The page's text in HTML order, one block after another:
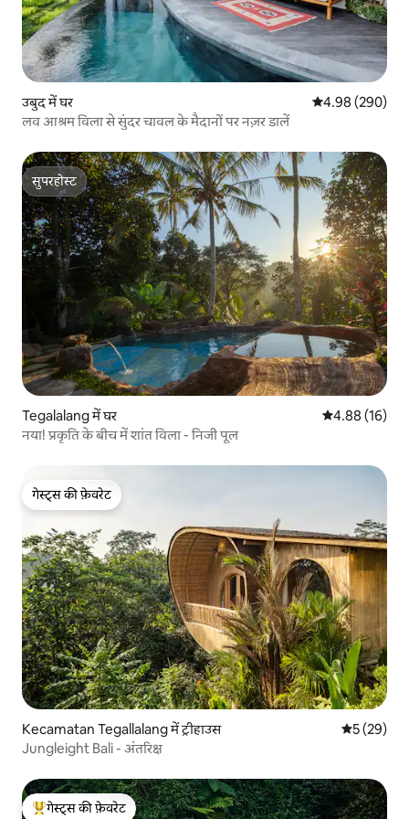
उबुद में घर औसत रेटिंग 5 में से
4.98 (290)
लव आश्रम विला से सुंदर चावल के मैदानों पर नज़र डालें
सुपरहोस्ट
सुपरहोस्ट
Tegalalang में घर औसत रेटिंग 5 में
4.88 (16)
नया! प्रकृति के बीच में शांत विला - निजी पूल
गेस्ट्स की फ़ेवरेट
गेस्ट्स की फ़ेवरेट
Kecamatan Tegallalang में ट्रीहाउस औसत रेटिंग
5 (29)
Jungleight Bali - अंतरिक्ष
गेस्ट्स की फ़ेवरेट